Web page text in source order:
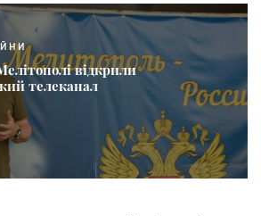
відкрили
телеканал